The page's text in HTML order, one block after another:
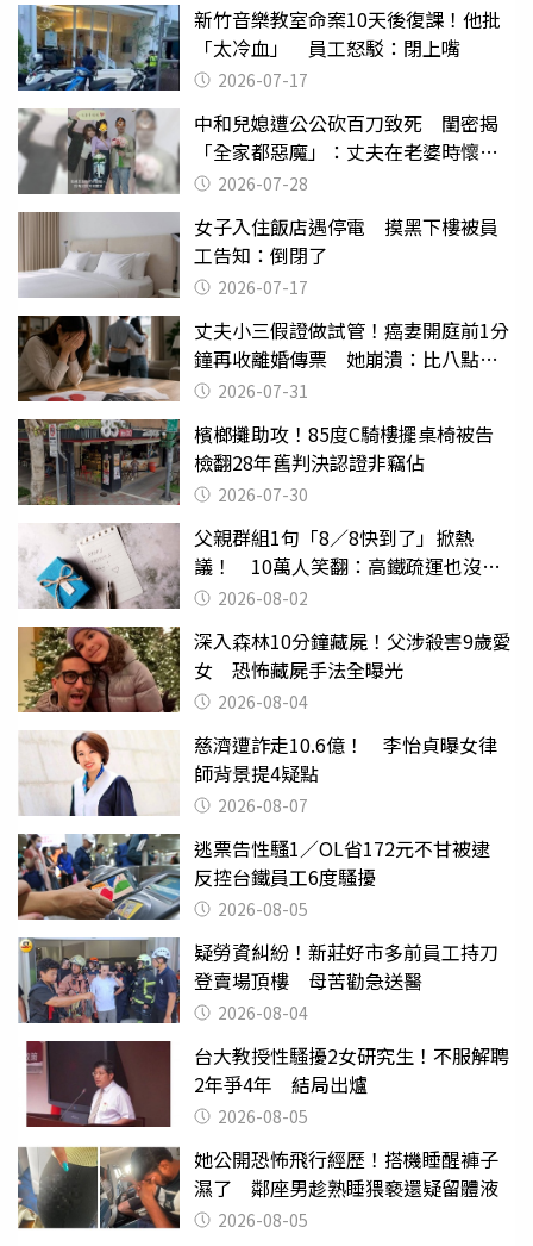
新竹音樂教室命案10天後復課！他批
「太冷血」 員工怒駁：閉上嘴
2026-07-17
中和兒媳遭公公砍百刀致死 閨密揭
「全家都惡魔」：丈夫在老婆時懷孕
摔東西
2026-07-28
女子入住飯店遇停電 摸黑下樓被員
工告知：倒閉了
2026-07-17
丈夫小三假證做試管！癌妻開庭前1分
鐘再收離婚傳票 她崩潰：比八點檔
還扯2026-07-31
檳榔攤助攻！85度C騎樓擺桌椅被告
檢翻28年舊判決認證非竊佔
2026-07-30
父親群組1句「8／8快到了」掀熱
議！ 10萬人笑翻：高鐵疏運也沒列
父親節
2026-08-02
深入森林10分鐘藏屍！父涉殺害9歲愛
女 恐怖藏屍手法全曝光
2026-08-04
慈濟遭詐走10.6億！ 李怡貞曝女律
師背景提4疑點
2026-08-07
逃票告性騷1／OL省172元不甘被逮
反控台鐵員工6度騷擾
2026-08-05
疑勞資糾紛！新莊好市多前員工持刀
登賣場頂樓 母苦勸急送醫
2026-08-04
台大教授性騷擾2女研究生！不服解聘
2年爭4年 結局出爐
2026-08-05
她公開恐怖飛行經歷！搭機睡醒褲子
濕了 鄰座男趁熟睡猥褻還疑留體液
2026-08-05